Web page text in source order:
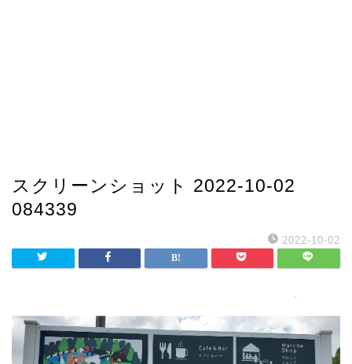
スクリーンショット 2022-10-02
084339
2022-10-02